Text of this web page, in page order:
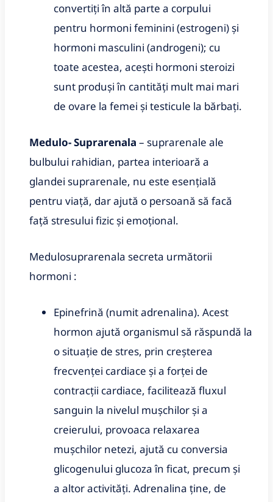
convertiți în altă parte a corpului
pentru hormoni feminini (estrogeni) și
hormoni masculini (androgeni); cu
toate acestea, acești hormoni steroizi
sunt produși în cantități mult mai mari
de ovare la femei și testicule la bărbați.
Medulo- Suprarenala – suprarenale ale
bulbului rahidian, partea interioară a
glandei suprarenale, nu este esențială
pentru viață, dar ajută o persoană să facă
față stresului fizic și emoțional.
Medulosuprarenala secreta următorii
hormoni :
Epinefrină (numit adrenalina). Acest
hormon ajută organismul să răspundă la
o situație de stres, prin creșterea
frecvenței cardiace și a forței de
contracții cardiace, facilitează fluxul
sanguin la nivelul mușchilor și a
creierului, provoaca relaxarea
mușchilor netezi, ajută cu conversia
glicogenului glucoza în ficat, precum și
a altor activități. Adrenalina ține, de